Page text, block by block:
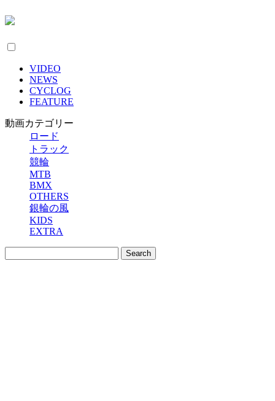
VIDEO
NEWS
CYCLOG
FEATURE
動画カテゴリー
ロード
トラック
競輪
MTB
BMX
OTHERS
銀輪の風
KIDS
EXTRA